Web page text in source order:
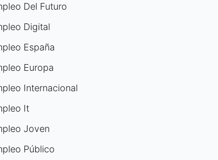
Del Futuro
Digital
España
Europa
Internacional
It
Joven
Público